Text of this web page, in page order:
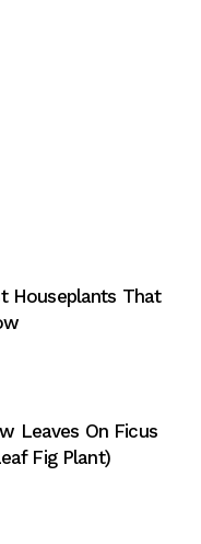
Houseplants That
Leaves On Ficus
Fig Plant)